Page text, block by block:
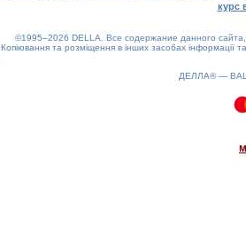
курс
©1995–2026 DELLA. Все содержание данного
Копіювання та розміщення в інших засобах інформації
ДЕЛЛА® —